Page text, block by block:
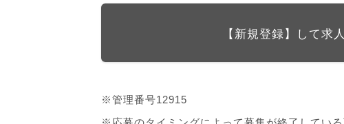
【新規登録】して求
※管理番号12915